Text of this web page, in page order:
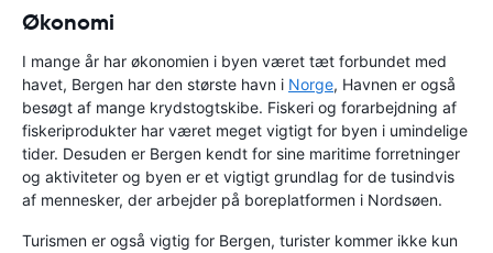
Økonomi
I mange år har økonomien i byen været tæt forbundet med
havet, Bergen har den største havn i Norge, Havnen er også
besøgt af mange krydstogtskibe. Fiskeri og forarbejdning af
fiskeriprodukter har været meget vigtigt for byen i umindelige
tider. Desuden er Bergen kendt for sine maritime forretninger
og aktiviteter og byen er et vigtigt grundlag for de tusindvis
af mennesker, der arbejder på boreplatformen i Nordsøen.
Turismen er også vigtig for Bergen, turister kommer ikke kun